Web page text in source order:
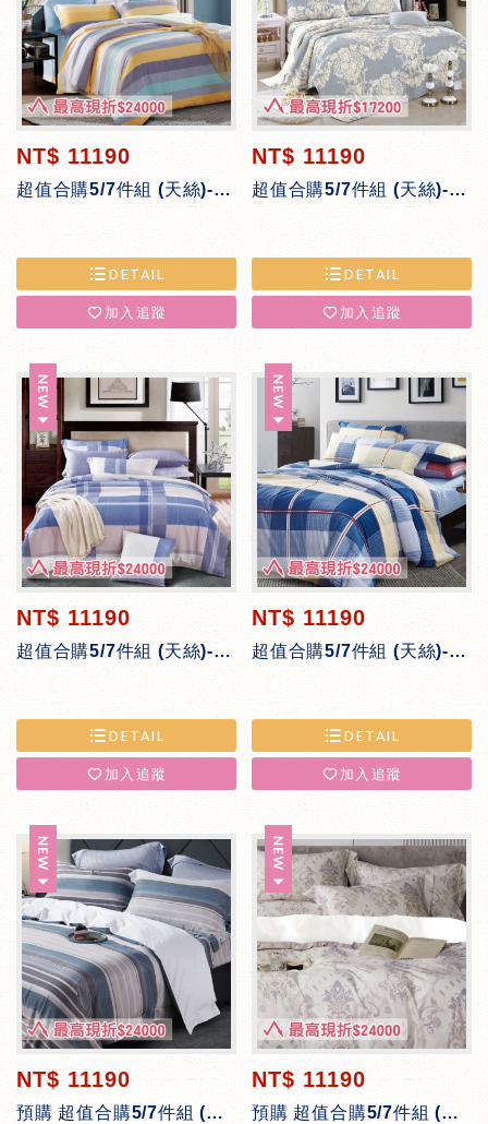
NT$ 11190
超值合購5/7件組 (天絲)-流金歲月
DETAIL
加入追蹤
NT$ 11190
超值合購5/7件組 (天絲)-巴黎香頌
DETAIL
加入追蹤
NT$ 11190
超值合購5/7件組 (天絲)-皇室格紋
DETAIL
加入追蹤
NT$ 11190
超值合購5/7件組 (天絲)-英式格紋
DETAIL
加入追蹤
NT$ 11190
預購 超值合購5/7件組 (天絲)-時尚都會
NT$ 11190
預購 超值合購5/7件組 (天絲)-靜謐午茶